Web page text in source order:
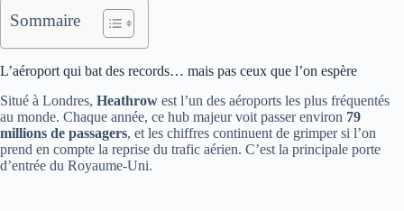
Sommaire
L’aéroport qui bat des records… mais pas ceux que l’on espère
Situé à Londres, Heathrow est l’un des aéroports les plus fréquentés
au monde. Chaque année, ce hub majeur voit passer environ 79
millions de passagers, et les chiffres continuent de grimper si l’on
prend en compte la reprise du trafic aérien. C’est la principale porte
d’entrée du Royaume-Uni.